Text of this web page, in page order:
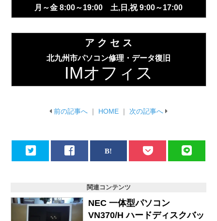
月～金 8:00～19:00 土,日,祝 9:00～17:00
ア ク セ ス
北九州市パソコン修理・データ復旧
IMオフィス
前の記事へ ｜ HOME ｜ 次の記事へ
関連コンテンツ
NEC 一体型パソコン
VN370/H ハードディスクバッ